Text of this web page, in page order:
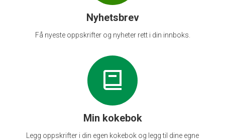
Nyhetsbrev
Få nyeste oppskrifter og nyheter rett i din innboks.
Min kokebok
Legg oppskrifter i din egen kokebok og legg til dine egne